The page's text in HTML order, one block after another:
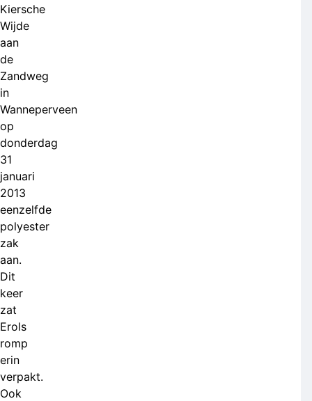
Kiersche
Wijde
aan
de
Zandweg
in
Wanneperveen
op
donderdag
31
januari
2013
eenzelfde
polyester
zak
aan.
Dit
keer
zat
Erols
romp
erin
verpakt.
Ook